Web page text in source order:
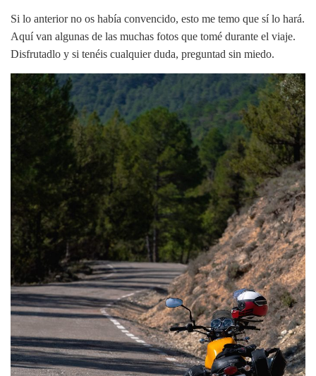
Si lo anterior no os había convencido, esto me temo que sí lo hará.
Aquí van algunas de las muchas fotos que tomé durante el viaje.
Disfrutadlo y si tenéis cualquier duda, preguntad sin miedo.